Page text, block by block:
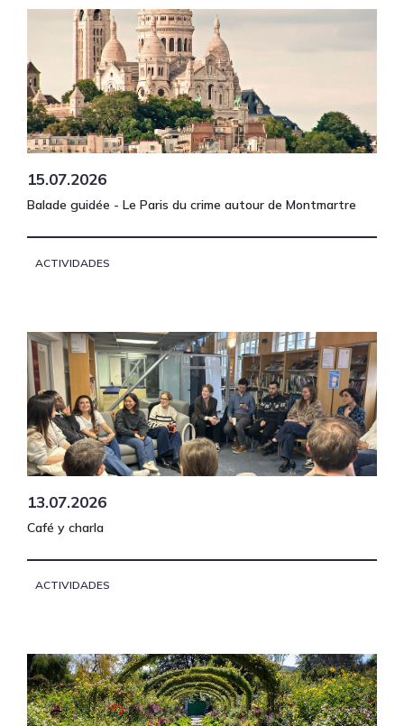
15.07.2026
Balade guidée - Le Paris du crime autour de Montmartre
ACTIVIDADES
13.07.2026
Café y charla
ACTIVIDADES